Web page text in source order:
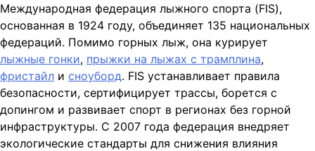
Международная федерация лыжного спорта (FIS),
основанная в 1924 году, объединяет 135 национальных
федераций. Помимо горных лыж, она курирует
лыжные гонки, прыжки на лыжах с трамплина,
фристайл и сноуборд. FIS устанавливает правила
безопасности, сертифицирует трассы, борется с
допингом и развивает спорт в регионах без горной
инфраструктуры. С 2007 года федерация внедряет
экологические стандарты для снижения влияния